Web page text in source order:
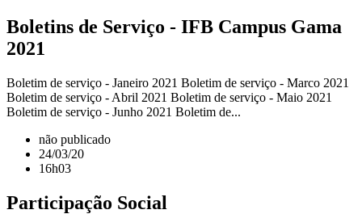
Boletins de Serviço - IFB Campus Gama
2021
Boletim de serviço - Janeiro 2021 Boletim de serviço - Marco 2021
Boletim de serviço - Abril 2021 Boletim de serviço - Maio 2021
Boletim de serviço - Junho 2021 Boletim de...
não publicado
24/03/20
16h03
Participação Social